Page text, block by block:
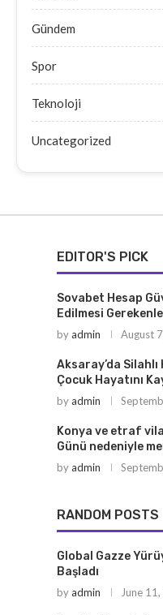
Gündem
Spor
Teknoloji
Uncategorized
EDITOR'S PICK
Sovabet Hesap
Edilmesi
byadmin August
Aksaray’da Silahlı
Çocuk Hayatını
byadmin
Konya ve etraf
Günü nedeniyle
byadmin
RANDOM POSTS
Global Gazze
Başladı
byadmin June